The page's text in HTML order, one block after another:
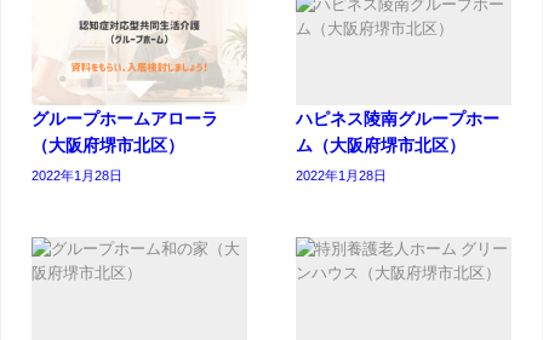
グループホームアローラ
（大阪府堺市北区）
2022年1月28日
ハピネス陵南グループホー
ム（大阪府堺市北区）
2022年1月28日